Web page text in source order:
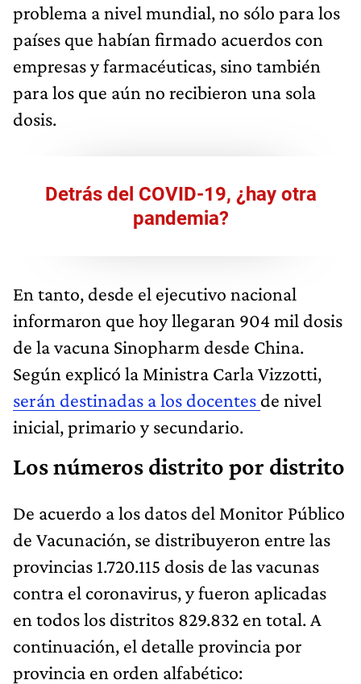
problema a nivel mundial, no sólo para los
países que habían firmado acuerdos con
empresas y farmacéuticas, sino también
para los que aún no recibieron una sola
dosis.
Detrás del COVID-19, ¿hay otra
pandemia?
En tanto, desde el ejecutivo nacional
informaron que hoy llegaran 904 mil dosis
de la vacuna Sinopharm desde China.
Según explicó la Ministra Carla Vizzotti,
serán destinadas a los docentes de nivel
inicial, primario y secundario.
Los números distrito por distrito
De acuerdo a los datos del Monitor Público
de Vacunación, se distribuyeron entre las
provincias 1.720.115 dosis de las vacunas
contra el coronavirus, y fueron aplicadas
en todos los distritos 829.832 en total. A
continuación, el detalle provincia por
provincia en orden alfabético: